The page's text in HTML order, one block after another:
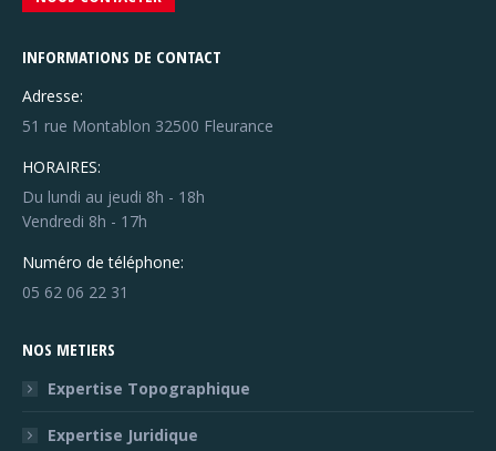
INFORMATIONS DE CONTACT
Adresse:
51 rue Montablon 32500 Fleurance
HORAIRES:
Du lundi au jeudi 8h - 18h
Vendredi 8h - 17h
Numéro de téléphone:
05 62 06 22 31
NOS METIERS
Expertise Topographique
Expertise Juridique